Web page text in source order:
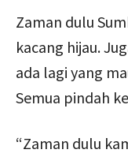
Zaman dulu
kacang hijau.
ada lagi yang
Semua pindah
“Zaman dulu